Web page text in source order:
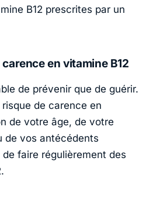
B12 prescrites par un
en vitamine B12
de prévenir que de guérir.
de carence en
de votre âge, de votre
de vos antécédents
faire régulièrement des